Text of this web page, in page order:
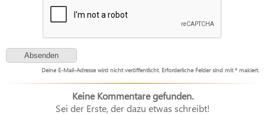
Deine E-Mail-Adresse wird nicht veröffentlicht. Erforderliche Felder sind mit * makiert.
Keine Kommentare gefunden.
Sei der Erste, der dazu etwas schreibt!